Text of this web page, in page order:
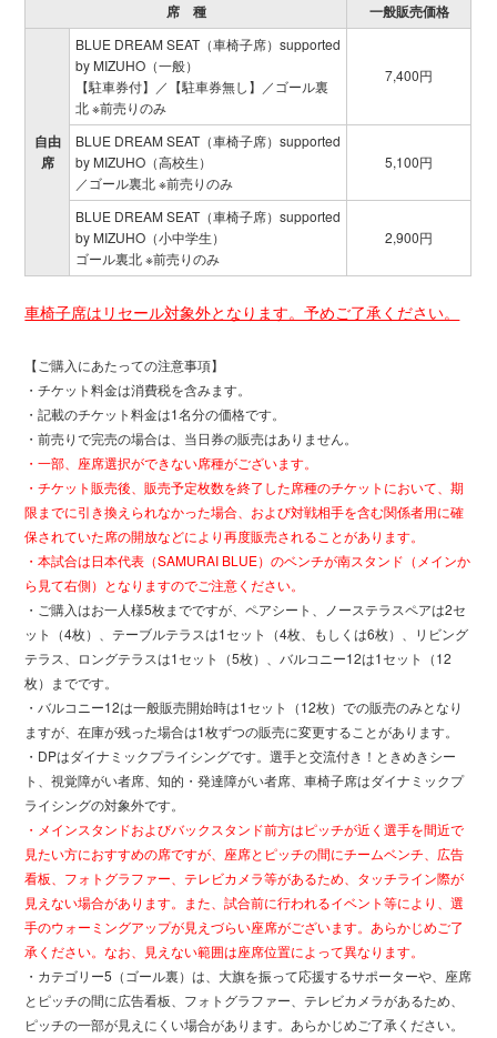
席 種 一般販売価格
自由
席
BLUE DREAM SEAT（車椅子席）supported
by MIZUHO（一般）
【駐車券付】／【駐車券無し】／ゴール裏
北 ※前売りのみ
7,400円
BLUE DREAM SEAT（車椅子席）supported
by MIZUHO（高校生）
／ゴール裏北 ※前売りのみ
5,100円
BLUE DREAM SEAT（車椅子席）supported
by MIZUHO（小中学生）
ゴール裏北 ※前売りのみ
2,900円
車椅子席はリセール対象外となります。予めご了承ください。
【ご購入にあたっての注意事項】
・チケット料金は消費税を含みます。
・記載のチケット料金は1名分の価格です。
・前売りで完売の場合は、当日券の販売はありません。
・一部、座席選択ができない席種がございます。
・チケット販売後、販売予定枚数を終了した席種のチケットにおいて、期
限までに引き換えられなかった場合、および対戦相手を含む関係者用に確
保されていた席の開放などにより再度販売されることがあります。
・本試合は日本代表（SAMURAI BLUE）のベンチが南スタンド（メインか
ら見て右側）となりますのでご注意ください。
・ご購入はお一人様5枚までですが、ペアシート、ノーステラスペアは2セ
ット（4枚）、テーブルテラスは1セット（4枚、もしくは6枚）、リビング
テラス、ロングテラスは1セット（5枚）、バルコニー12は1セット（12
枚）までです。
・バルコニー12は一般販売開始時は1セット（12枚）での販売のみとなり
ますが、在庫が残った場合は1枚ずつの販売に変更することがあります。
・DPはダイナミックプライシングです。選手と交流付き！ときめきシー
ト、視覚障がい者席、知的・発達障がい者席、車椅子席はダイナミックプ
ライシングの対象外です。
・メインスタンドおよびバックスタンド前方はピッチが近く選手を間近で
見たい方におすすめの席ですが、座席とピッチの間にチームベンチ、広告
看板、フォトグラファー、テレビカメラ等があるため、タッチライン際が
見えない場合があります。また、試合前に行われるイベント等により、選
手のウォーミングアップが見えづらい座席がございます。あらかじめご了
承ください。なお、見えない範囲は座席位置によって異なります。
・カテゴリー5（ゴール裏）は、大旗を振って応援するサポーターや、座席
とピッチの間に広告看板、フォトグラファー、テレビカメラがあるため、
ピッチの一部が見えにくい場合があります。あらかじめご了承ください。